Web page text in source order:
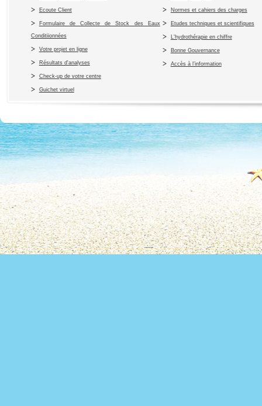
Ecoute Client
Formulaire de Collecte de Stock des Eaux
Conditiionnées
Votre projet en ligne
Résultats d'analyses
Check-up de votre centre
Guichet virtuel
Normes et cahiers des charges
Etudes techniques et scientifiques
L'hydrothérapie en chiffre
Bonne Gouvernance
Accès à l’information